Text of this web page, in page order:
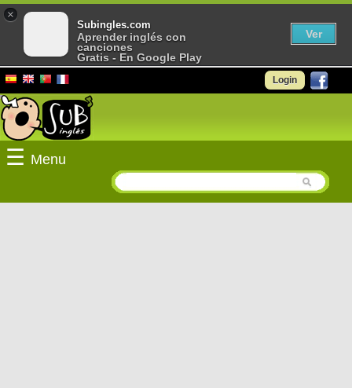
Login
☰ Menu
×
Subingles.com
Aprender inglés con
canciones
Gratis - En Google Play
Ver